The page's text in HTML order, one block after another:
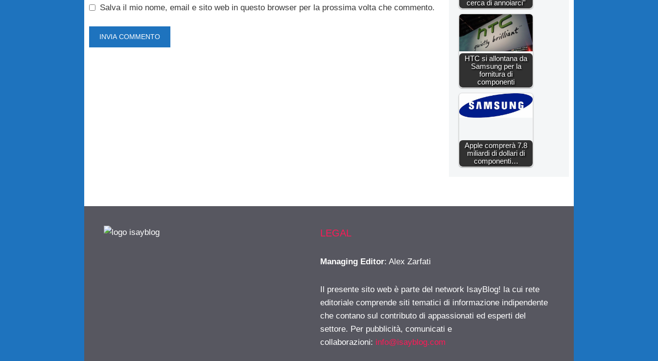
Salva il mio nome, email e sito web in questo browser per la prossima volta che commento.
cerca di annoiarci"
HTC si allontana da
Samsung per la
fornitura di
componenti
Apple comprerà 7.8
miliardi di dollari di
componenti…
LEGAL
Managing Editor: Alex Zarfati
Il presente sito web è parte del network IsayBlog! la cui rete
editoriale comprende siti tematici di informazione indipendente
che contano sul contributo di appassionati ed esperti del
settore. Per pubblicità, comunicati e
collaborazioni: info@isayblog.com